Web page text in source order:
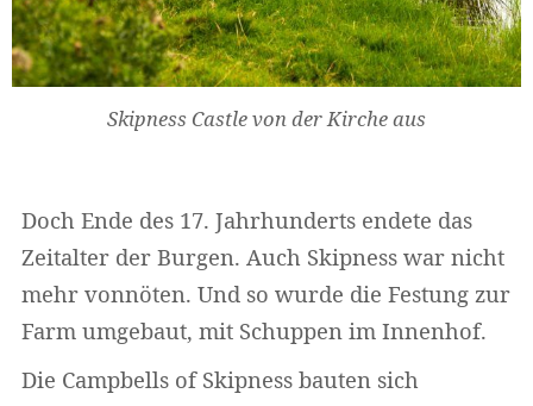
Skipness Castle von der Kirche aus
Doch Ende des 17. Jahrhunderts endete das
Zeitalter der Burgen. Auch Skipness war nicht
mehr vonnöten. Und so wurde die Festung zur
Farm umgebaut, mit Schuppen im Innenhof.
Die Campbells of Skipness bauten sich
Widerrufsformular